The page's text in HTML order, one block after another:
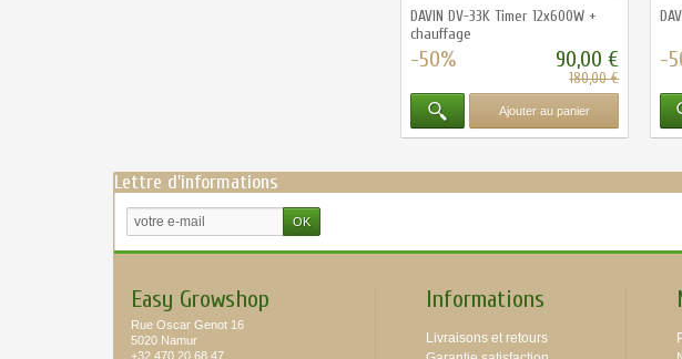
DAVIN DV-33K Timer 12x600W +
chauffage
-50% 90,00 €
180,00 €
Ajouter au panier
-
Lettre d'informations
Easy Growshop
Rue Oscar Genot 16
5020 Namur
+32 470 20 68 47
Informations
Livraisons et retours